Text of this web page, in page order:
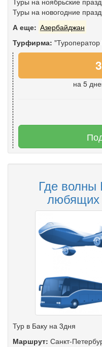
Туры на новогодние
А еще: Азербайджан
Турфирма:
на 5
Где волны
любящих
Тур в Баку на 3дня
Маршрут: Санкт-